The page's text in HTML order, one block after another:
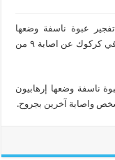
عبوة ناسفة وضعها
ارهابيون على جانب طريق احد الاسواق الشعبية في كركوك عن اصابة ٩ من
ناسفة وضعها إرهابيون
واصابة آخرين بجروح.